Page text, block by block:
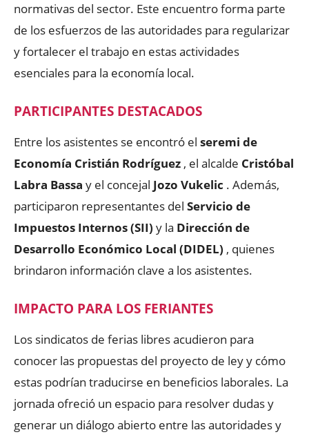
normativas del sector. Este encuentro forma parte
de los esfuerzos de las autoridades para regularizar
y fortalecer el trabajo en estas actividades
esenciales para la economía local.
PARTICIPANTES DESTACADOS
Entre los asistentes se encontró el seremi de
Economía Cristián Rodríguez , el alcalde Cristóbal
Labra Bassa y el concejal Jozo Vukelic . Además,
participaron representantes del Servicio de
Impuestos Internos (SII) y la Dirección de
Desarrollo Económico Local (DIDEL) , quienes
brindaron información clave a los asistentes.
IMPACTO PARA LOS FERIANTES
Los sindicatos de ferias libres acudieron para
conocer las propuestas del proyecto de ley y cómo
estas podrían traducirse en beneficios laborales. La
jornada ofreció un espacio para resolver dudas y
generar un diálogo abierto entre las autoridades y